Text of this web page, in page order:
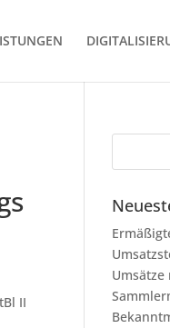
II
Umsätze